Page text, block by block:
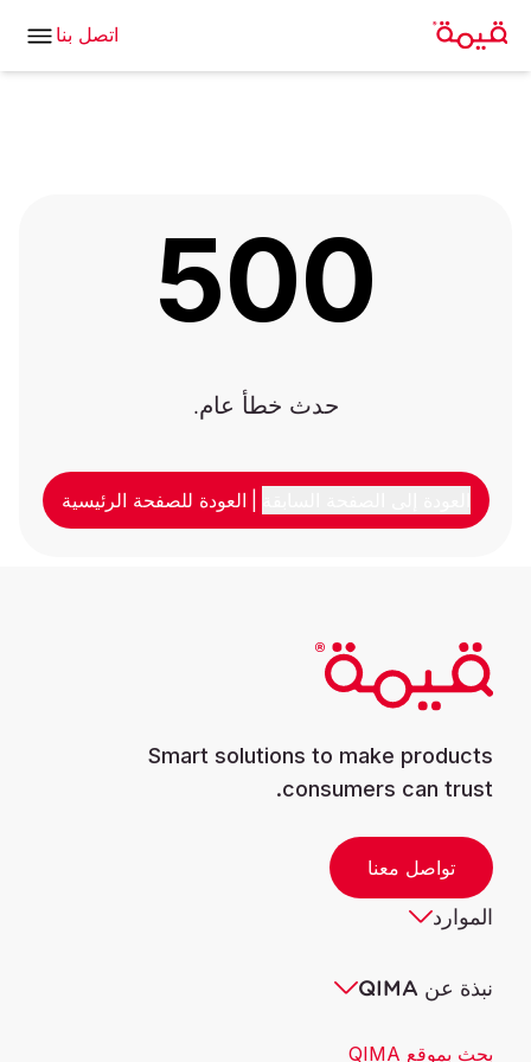
اتصل بنا
500
حدث خطأ عام.
العودة للصفحة الرئيسية
Smart solutions to make products
consumers can trust.
تواصل معنا
الموارد
نبذة عن QIMA
بحث بموقع QIMA